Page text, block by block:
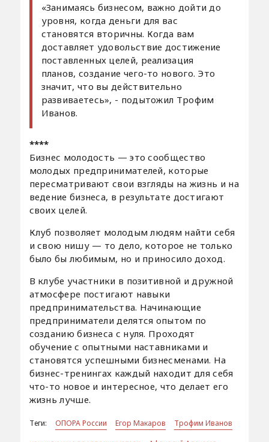
«Занимаясь бизнесом, важно дойти до
уровня, когда деньги для вас
становятся вторичны. Когда вам
доставляет удовольствие достижение
поставленных целей, реализация
планов, создание чего-то нового. Это
значит, что вы действительно
развиваетесь», - подытожил Трофим
Иванов.
****
Бизнес молодость — это сообщество
молодых предпринимателей, которые
пересматривают свои взгляды на жизнь и на
ведение бизнеса, в результате достигают
своих целей.
Клуб позволяет молодым людям найти себя
и свою нишу — то дело, которое не только
было бы любимым, но и приносило доход.
В клубе участники в позитивной и дружной
атмосфере постигают навыки
предпринимательства. Начинающие
предприниматели делятся опытом по
созданию бизнеса с нуля. Проходят
обучение с опытными наставниками и
становятся успешными бизнесменами. На
бизнес-тренингах каждый находит для себя
что-то новое и интересное, что делает его
жизнь лучше.
Теги: ОПОРА России Егор Макаров
Трофим Иванов